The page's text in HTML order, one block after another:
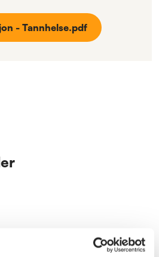
- Tannhelse.pdf